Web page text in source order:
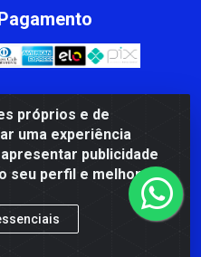
próprios e de
uma experiência
publicidade
seu perfil e melhorar a
LTDA Matriz - av Mauro
, Cachoeiro de
- CNPJ 00.502.680/0001-41